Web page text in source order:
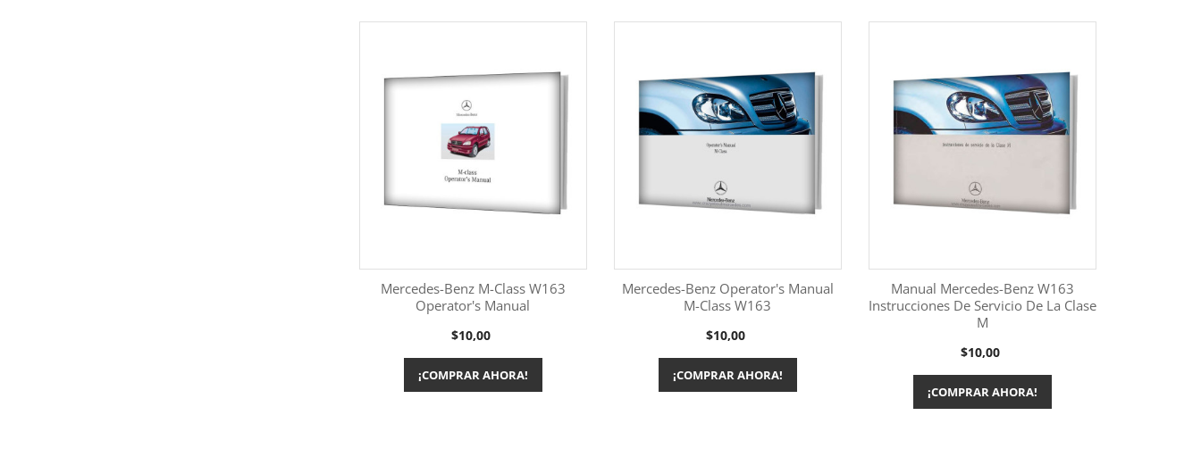
Más información
Mercedes-Benz M-Class W163
Operator's Manual
Precio
$10,00
¡COMPRAR AHORA!
Más información
Mercedes-Benz Operator's Manual
M-Class W163
Precio
$10,00
¡COMPRAR AHORA!
Más información
Manual Mercedes-Benz W163
Instrucciones De Servicio De La Clase
M
Precio
$10,00
¡COMPRAR AHORA!